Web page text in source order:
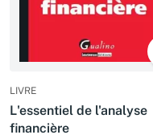
LIVRE
L'essentiel de l'analyse
financière